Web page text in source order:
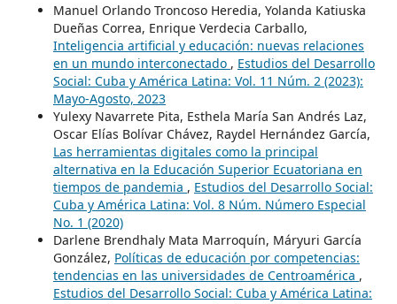
Manuel Orlando Troncoso Heredia, Yolanda Katiuska
Dueñas Correa, Enrique Verdecia Carballo,
Inteligencia artificial y educación: nuevas relaciones
en un mundo interconectado , Estudios del Desarrollo
Social: Cuba y América Latina: Vol. 11 Núm. 2 (2023):
Mayo-Agosto, 2023
Yulexy Navarrete Pita, Esthela María San Andrés Laz,
Oscar Elías Bolívar Chávez, Raydel Hernández García,
Las herramientas digitales como la principal
alternativa en la Educación Superior Ecuatoriana en
tiempos de pandemia , Estudios del Desarrollo Social:
Cuba y América Latina: Vol. 8 Núm. Número Especial
No. 1 (2020)
Darlene Brendhaly Mata Marroquín, Máryuri García
González, Políticas de educación por competencias:
tendencias en las universidades de Centroamérica ,
Estudios del Desarrollo Social: Cuba y América Latina: